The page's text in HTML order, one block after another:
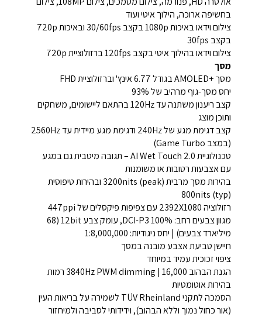
בחשיפה ארוכה, הילוך איטי ועוד
צילום וידאו באיכות 1080p בקצב 30/60fps ובאיכות 720p
בקצב 30fps
צילום וידאו בהילוך איטי בקצב 120fps ברזולוציית 720p
מסך
מסך +AMOLED בגודל 6.77 אינץ' וברזולוציית FHD
יחס מסך-גוף מרהיב של 93%
קצב ריענון משתנה עד 120Hz בהתאם ליישומים, משחקים
ותוכן מוצג
קצב דגימת מגע של 240Hz ודגימת מגע מיידית עד 2560Hz
(במצב Game Turbo)
טכנולוגיית AI Wet Touch 2.0 – תגובה מיטבית גם במגע
עם אצבעות רטובות או משומנות
בהירות מסך מרבית 3200nits (peak) ובהירות טיפוסית
800nits (typ)
רזולוציה 2392X1080 עם צפיפות פיקסלים של 447ppi
מגוון צבעים רחב: DCI-P3 100%, עומק צבע 12bit (68
מיליארד צבעים) | יחס ניגודיות: 1:8,000,000
חיישן טביעת אצבע מובנה במסך
ציפוי זכוכית עמיד במיוחד
הגנת הבהוב 3840Hz PWM dimming | 16,000 רמות
בהירות אוטומטיות
הסמכה לתקני TÜV Rheinland לשמירה על בריאות העין
(אור כחול נמוך וללא הבהוב), וידידותי לסביבה ולמיחזור